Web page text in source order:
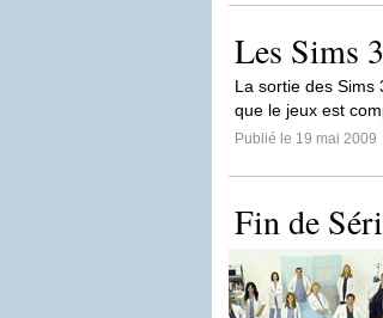
Les Sims
La sortie des Sims
que le jeux est
Publié le 19 mai 2009
Fin de